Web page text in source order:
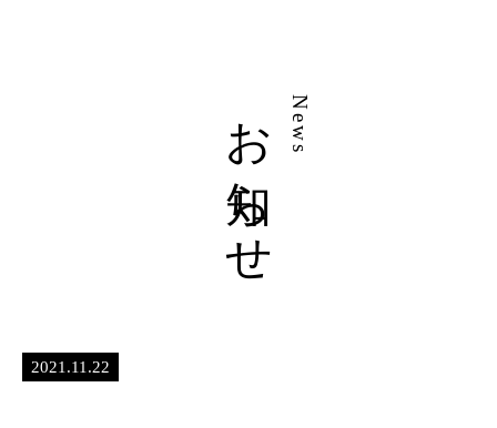
News
お知らせ
2021.11.22